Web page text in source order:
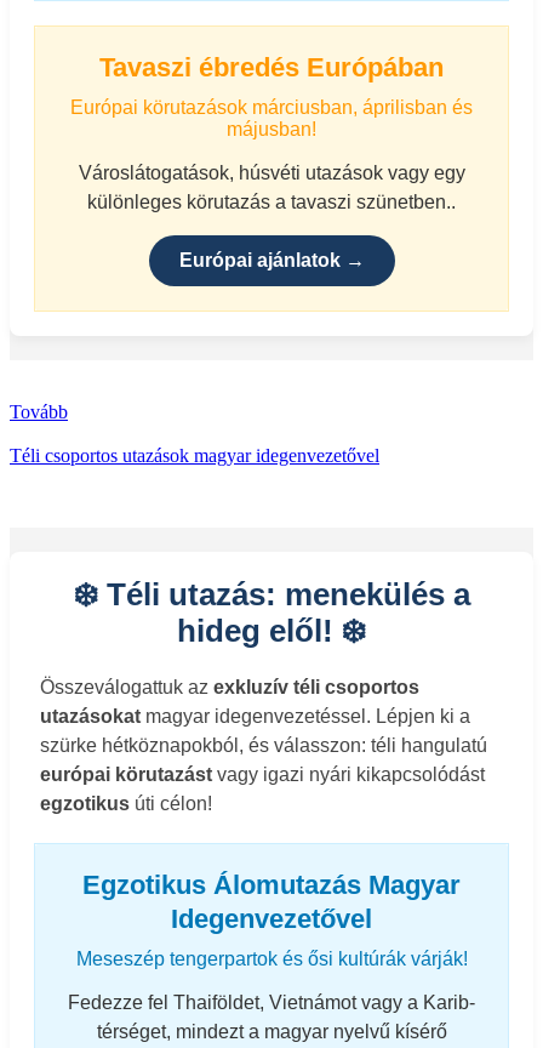
Tavaszi ébredés Európában
Európai körutazások márciusban, áprilisban és
májusban!
Városlátogatások, húsvéti utazások vagy egy
különleges körutazás a tavaszi szünetben..
Európai ajánlatok →
Tovább
Téli csoportos utazások magyar idegenvezetővel
❄️ Téli utazás: menekülés a
hideg elől! ❄️
Összeválogattuk az exkluzív téli csoportos
utazásokat magyar idegenvezetéssel. Lépjen ki a
szürke hétköznapokból, és válasszon: téli hangulatú
európai körutazást vagy igazi nyári kikapcsolódást
egzotikus úti célon!
Egzotikus Álomutazás Magyar
Idegenvezetővel
Meseszép tengerpartok és ősi kultúrák várják!
Fedezze fel Thaiföldet, Vietnámot vagy a Karib-
térséget, mindezt a magyar nyelvű kísérő